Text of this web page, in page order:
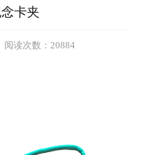
卡夹
阅读次数：20884